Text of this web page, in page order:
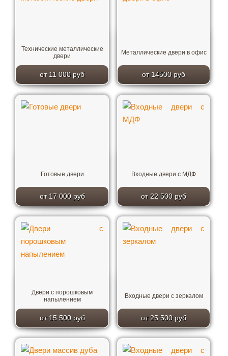
Технические металлические
двери
от 11 000 руб
Металлические двери в офис
от 14500 руб
Готовые двери
от 17 000 руб
Входные двери с МДФ
от 22 500 руб
Двери с порошковым
напылением
от 15 500 руб
Входные двери с зеркалом
от 25 500 руб